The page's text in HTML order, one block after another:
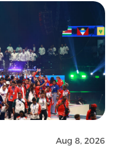
Aug 8, 2026